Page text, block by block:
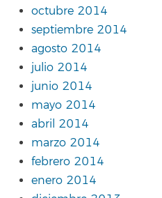
octubre 2014
septiembre 2014
agosto 2014
julio 2014
junio 2014
mayo 2014
abril 2014
marzo 2014
febrero 2014
enero 2014